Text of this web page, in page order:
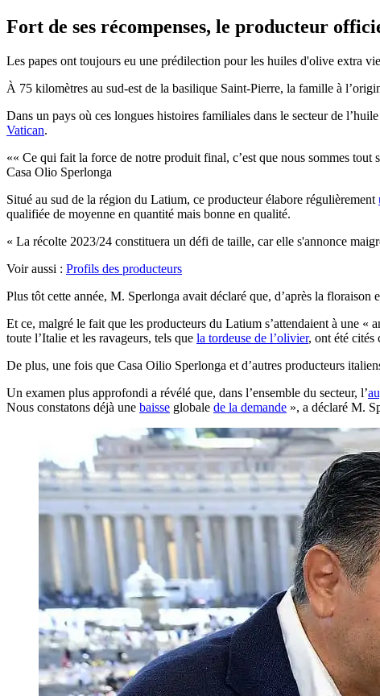
Fort de ses récompenses, le producteur
Les papes ont toujours eu une prédilection pour les huiles d'olive extra
À 75 kilomètres au sud-est de la basilique Saint-Pierre, la famille à
Dans un pays où ces longues histoires familiales dans le secteur de
Vatican.
« Ce qui fait la force de notre produit final, c’est que nous sommes
Casa Olio Sperlonga
Situé au sud de la région du Latium, ce producteur élabore régulièrement
qualifiée de moyenne en quantité mais bonne en qualité.
« La récolte 2023/24 constituera un défi de taille, car elle s'annonce
Voir aussi : Profils des producteurs
Plus tôt cette année, M. Sperlonga avait déclaré que, d’après la
Et ce, malgré le fait que les producteurs du Latium s’attendaient à une «
toute l’Italie et les ravageurs, tels que la tordeuse de l’olivier, ont été cités
De plus, une fois que Casa Oilio Sperlonga et d’autres producteurs
Un examen plus approfondi a révélé que, dans l’ensemble du secteur, l’
Nous constatons déjà une baisse globale de la demande », a déclaré M.